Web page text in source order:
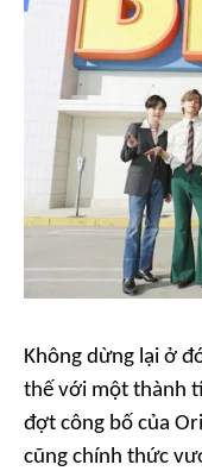
Không dừng lại ở
thế với một thành
đợt công bố của
cũng chính thức